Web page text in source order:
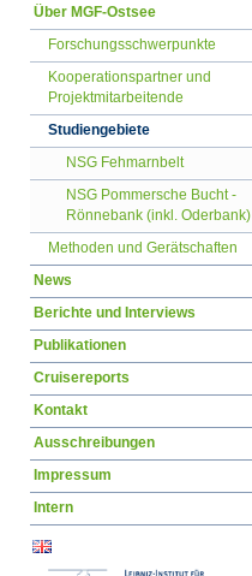
Über MGF-Ostsee
Forschungsschwerpunkte
Kooperationspartner und
Projektmitarbeitende
Studiengebiete
NSG Fehmarnbelt
NSG Pommersche Bucht -
Rönnebank (inkl. Oderbank)
Methoden und Gerätschaften
News
Berichte und Interviews
Publikationen
Cruisereports
Kontakt
Ausschreibungen
Impressum
Intern